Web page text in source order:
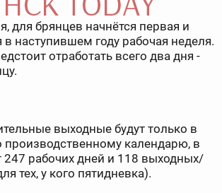
для брянцев начнётся первая и
в наступившем году рабочая неделя.
отработать всего два дня -
выходные будут только в
производственному календарю, в
247 рабочих дней и 118 выходных/
тех, у кого пятидневка).